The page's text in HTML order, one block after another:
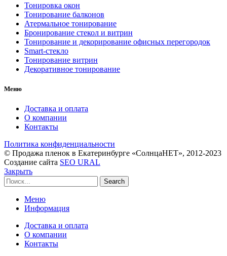
Тонировка окон
Тонирование балконов
Атермальное тонирование
Бронирование стекол и витрин
Тонирование и декорирование офисных перегородок
Smart-стекло
Тонирование витрин
Декоративное тонирование
Меню
Доставка и оплата
О компании
Контакты
Политика конфиденциальности
© Продажа пленок в Екатеринбурге «СолнцаНЕТ», 2012-2023
Создание сайта SEO URAL
Закрыть
Search
Меню
Информация
Доставка и оплата
О компании
Контакты